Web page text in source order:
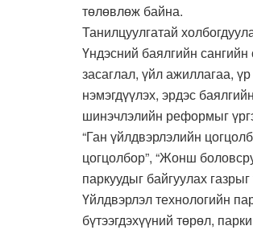
төлөвлөж байна.
Танилцуулгатай
Үндэсний баялгийн
засаглал, үйл ажиллагаа,
нэмэгдүүлэх, эрдэс
шинэчлэлийн реформыг
“Ган үйлдвэрлэлийн
цогцолбор”, “Жонш
паркуудыг байгуулах
Үйлдвэрлэл технологийн
бүтээгдэхүүний төрөл,